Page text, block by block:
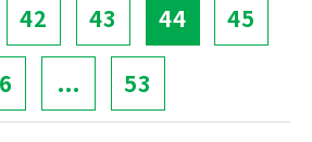
42 43 44 45
... 53